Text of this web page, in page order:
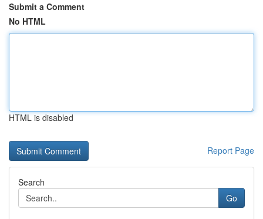
Submit a Comment
No HTML
HTML is disabled
Report Page
Search
Go